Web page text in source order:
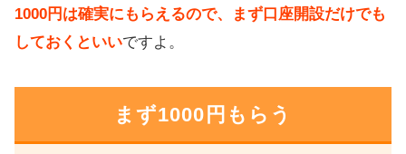
1000円は確実にもらえるので、まず口座開設だけでも
しておくといいですよ。
まず1000円もらう